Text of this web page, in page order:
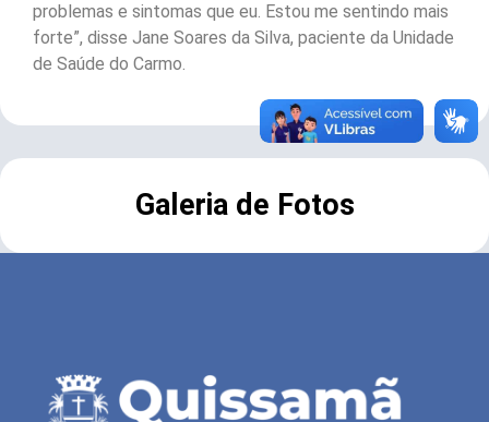
problemas e sintomas que eu. Estou me sentindo mais
forte”, disse Jane Soares da Silva, paciente da Unidade
de Saúde do Carmo.
Galeria de Fotos